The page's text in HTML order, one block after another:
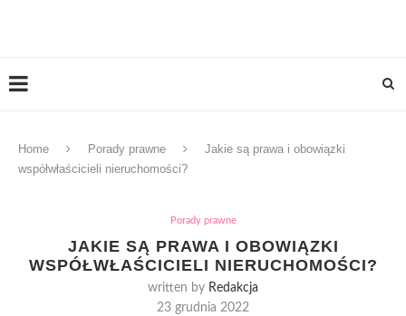
Home Porady prawne
Jakie są prawa i obowiązki
współwłaścicieli nieruchomości?
Porady prawne
JAKIE SĄ PRAWA I OBOWIĄZKI
WSPÓŁWŁAŚCICIELI NIERUCHOMOŚCI?
written by Redakcja
23 grudnia 2022